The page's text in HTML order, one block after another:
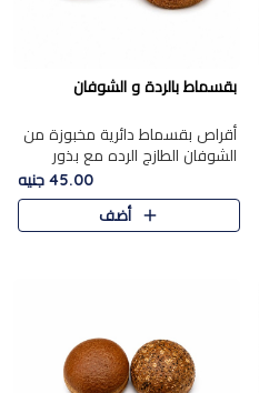
بقسماط بالردة و الشوفان
أقراص بقسماط دائرية مخبوزة من
الشوفان الطازج الرده مع بذور
مختارة. قرمشة الحبوب والبذور،
بداية صحية لكل صباح.
45.00 جنيه
أضف